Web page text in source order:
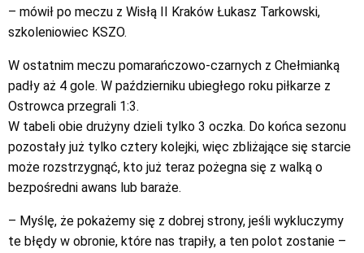
– mówił po meczu z Wisłą II Kraków Łukasz Tarkowski,
szkoleniowiec KSZO.
W ostatnim meczu pomarańczowo-czarnych z Chełmianką
padły aż 4 gole. W październiku ubiegłego roku piłkarze z
Ostrowca przegrali 1:3.
W tabeli obie drużyny dzieli tylko 3 oczka. Do końca sezonu
pozostały już tylko cztery kolejki, więc zbliżające się starcie
może rozstrzygnąć, kto już teraz pożegna się z walką o
bezpośredni awans lub baraże.
– Myślę, że pokażemy się z dobrej strony, jeśli wykluczymy
te błędy w obronie, które nas trapiły, a ten polot zostanie –